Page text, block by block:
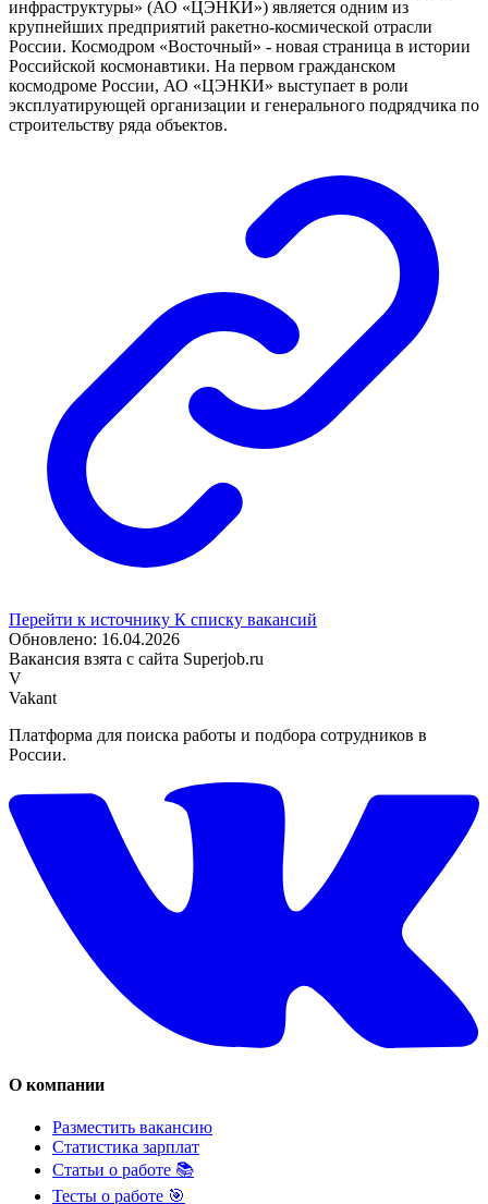
инфраструктуры» (АО «ЦЭНКИ») является одним из
крупнейших предприятий ракетно-космической отрасли
России. Космодром «Восточный» - новая страница в истории
Российской космонавтики. На первом гражданском
космодроме России, АО «ЦЭНКИ» выступает в роли
эксплуатирующей организации и генерального подрядчика по
строительству ряда объектов.
Перейти к источнику К списку вакансий
Обновлено: 16.04.2026
Вакансия взята с сайта Superjob.ru
V
Vakant
Платформа для поиска работы и подбора сотрудников в
России.
О компании
Разместить вакансию
Статистика зарплат
Статьи о работе 📚
Тесты о работе 🎯